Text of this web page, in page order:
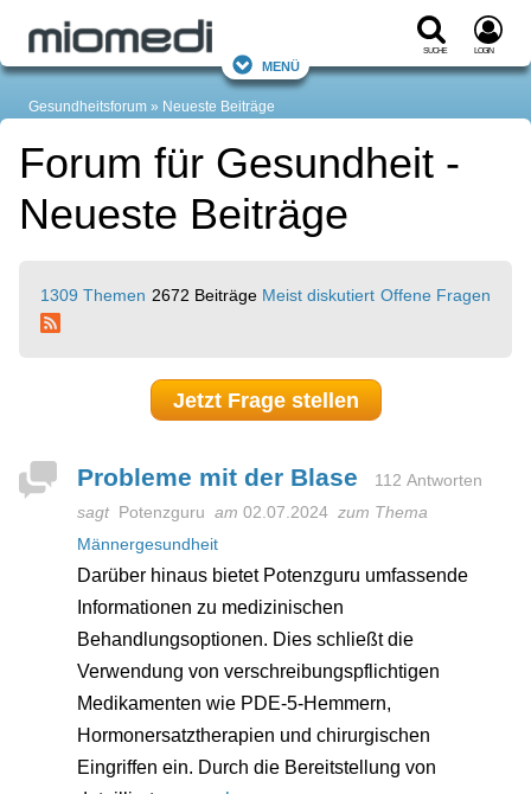
Suche Login
Menü
Gesundheitsforum Neueste Beiträge
Forum für Gesundheit -
Neueste Beiträge
1309 Themen 2672 Beiträge Meist diskutiert Offene Fragen
Jetzt Frage stellen
Probleme mit der Blase
112 Antworten
sagt Potenzguru am 02.07.2024 zum Thema
Männergesundheit
Darüber hinaus bietet Potenzguru umfassende
Informationen zu medizinischen
Behandlungsoptionen. Dies schließt die
Verwendung von verschreibungspflichtigen
Medikamenten wie PDE-5-Hemmern,
Hormonersatztherapien und chirurgischen
Eingriffen ein. Durch die Bereitstellung von